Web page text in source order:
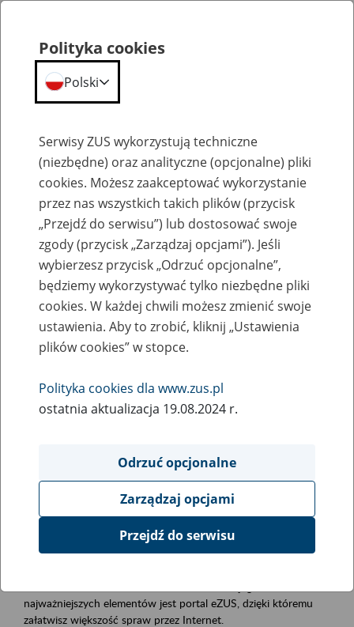
Szkolenia
Zaproś ZUS do siebie - zakładanie profili
eZUS w siedzibie Twojej firmy
Rodzaj wydarzenia
Szkolenia
Obszar merytoryczny
obsługa klientów
Opis wydarzenia
Platforma Usług Elektronicznych ZUS eZUS
najważniejszych elementów jest portal eZUS, dzięki któremu
załatwisz większość spraw przez Internet.
Polityka cookies
Polski
Serwisy ZUS wykorzystują techniczne
(niezbędne) oraz analityczne (opcjonalne) pliki
cookies. Możesz zaakceptować wykorzystanie
przez nas wszystkich takich plików (przycisk
„Przejdź do serwisu”) lub dostosować swoje
zgody (przycisk „Zarządzaj opcjami”). Jeśli
wybierzesz przycisk „Odrzuć opcjonalne”,
będziemy wykorzystywać tylko niezbędne pliki
cookies. W każdej chwili możesz zmienić swoje
ustawienia. Aby to zrobić, kliknij „Ustawienia
plików cookies” w stopce.
Polityka cookies dla www.zus.pl
ostatnia aktualizacja 19.08.2024 r.
Odrzuć opcjonalne
Zarządzaj opcjami
Przejdź do serwisu